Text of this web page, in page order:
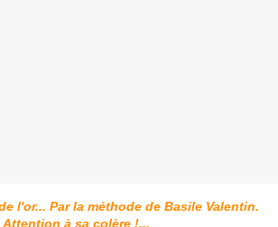
l'or... Par la méthode de Basile Valentin.
Attention à sa colère !...